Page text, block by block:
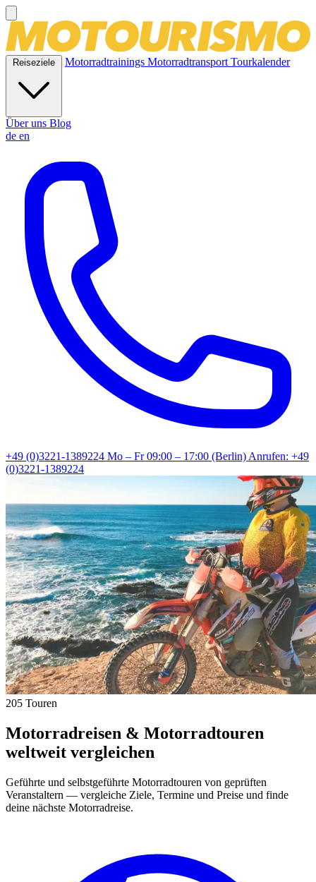
Reiseziele Motorradtrainings MotorradtransportTourkalender
Über uns Blog
de en
+49 (0)3221-1389224 Mo – Fr 09:00 – 17:00 (Berlin)Anrufen: +49
(0)3221-1389224
205 Touren
Motorradreisen & Motorradtouren
weltweit vergleichen
Geführte und selbstgeführte Motorradtouren von geprüften
Veranstaltern — vergleiche Ziele, Termine und Preise und finde
deine nächste Motorradreise.